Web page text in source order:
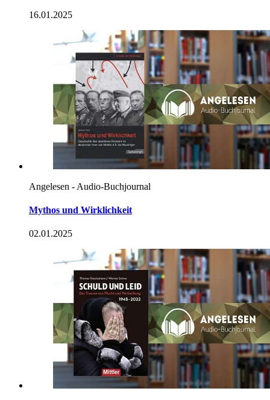
16.01.2025
Angelesen - Audio-Buchjournal
Mythos und Wirklichkeit
02.01.2025